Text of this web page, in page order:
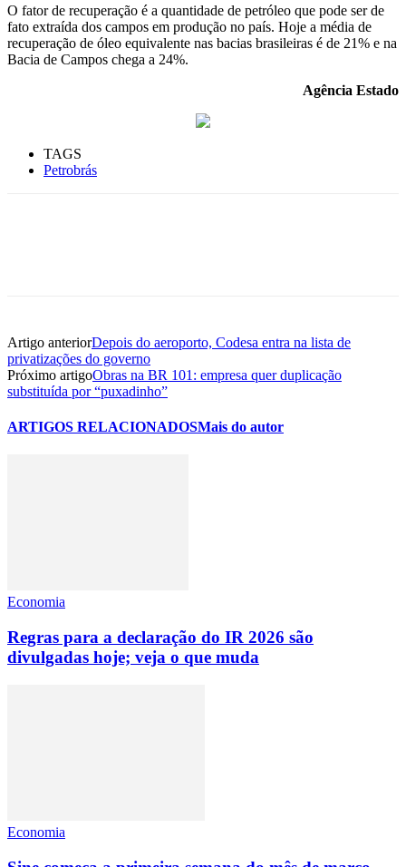
O fator de recuperação é a quantidade de petróleo que pode ser de
fato extraída dos campos em produção no país. Hoje a média de
recuperação de óleo equivalente nas bacias brasileiras é de 21% e na
Bacia de Campos chega a 24%.
Agência Estado
TAGS
Petrobrás
Artigo anteriorDepois do aeroporto, Codesa entra na lista de
privatizações do governo
Próximo artigoObras na BR 101: empresa quer duplicação
substituída por “puxadinho”
ARTIGOS RELACIONADOSMais do autor
Economia
Regras para a declaração do IR 2026 são
divulgadas hoje; veja o que muda
Economia